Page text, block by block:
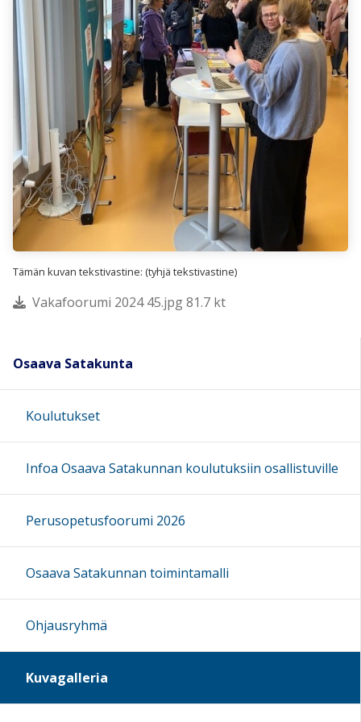
Tämän kuvan tekstivastine: (tyhjä tekstivastine)
Vakafoorumi 2024 45.jpg 81.7 kt
Osaava Satakunta
Koulutukset
Infoa Osaava Satakunnan koulutuksiin osallistuville
Perusopetusfoorumi 2026
Osaava Satakunnan toimintamalli
Ohjausryhmä
Kuvagalleria